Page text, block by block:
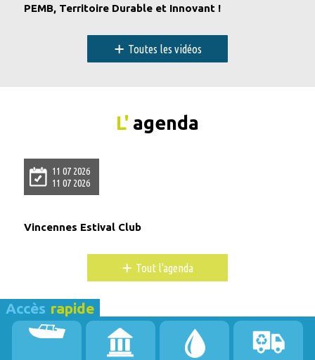
PEMB, Territoire Durable et Innovant !
+ Toutes les vidéos
L' agenda
11 07 2026
11 07 2026
Vincennes Estival Club
+ Tout l'agenda
Accès rapide